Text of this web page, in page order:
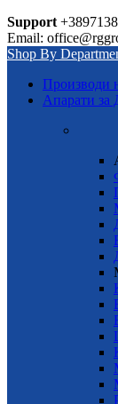
Support
Email:
Shop By
Производи
Апарати за